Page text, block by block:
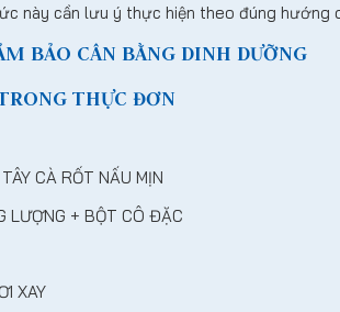
này cần lưu ý thực hiện theo đúng
BẢO CÂN BẰNG DINH DƯỠNG
THỰC ĐƠN
CÀ RỐT NẤU MỊN
LƯỢNG + BỘT CÔ ĐẶC
XAY